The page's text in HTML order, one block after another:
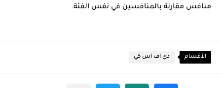
منافس مقارنة بالمنافسين في نفس الفئة.
الأقسام دي اف اس كي